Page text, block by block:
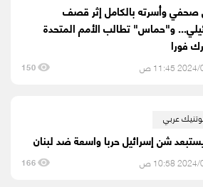
صحفي وأسرته بالكامل إثر قصف
و"حماس" تطالب الأمم المتحدة
فورا
11:45 ص 150
عربي
شن إسرائيل حربا واسعة ضد لبنان
10:58 ص 166